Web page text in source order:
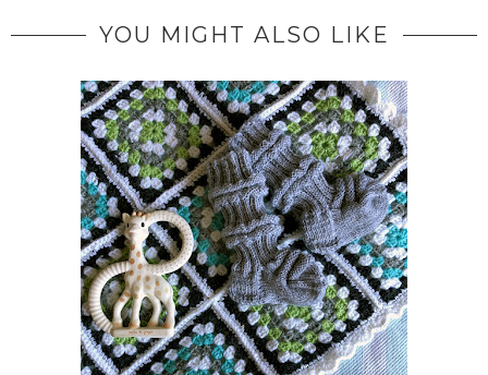
YOU MIGHT ALSO LIKE